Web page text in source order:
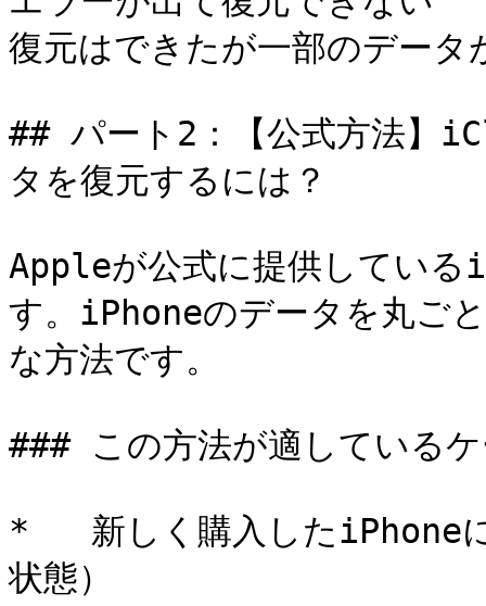
復元はできたが一部のデータ
## パート2：【公式方法】
タを復元するには？
Appleが公式に提供してい
す。iPhoneのデータを丸ご
な方法です。
### この方法が適している
*   新しく購入したiPhone
状態）